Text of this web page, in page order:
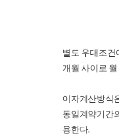
별도 우대조건
개월 사이로
이자계산방식
동일계약기간
용한다.